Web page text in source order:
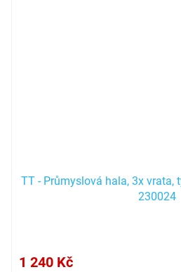
TT - Průmyslová hala, 3x vrata,
230024
1 240 Kč